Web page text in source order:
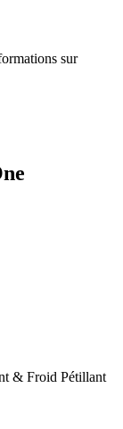
sur
& Froid Pétillant